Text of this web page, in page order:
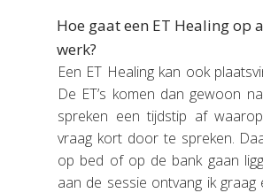
Hoe gaat een ET Healing op
werk?
Een ET Healing kan ook
De ET’s komen dan gewoon
spreken een tijdstip af
vraag kort door te spreken.
op bed of op de bank gaan
aan de sessie ontvang ik